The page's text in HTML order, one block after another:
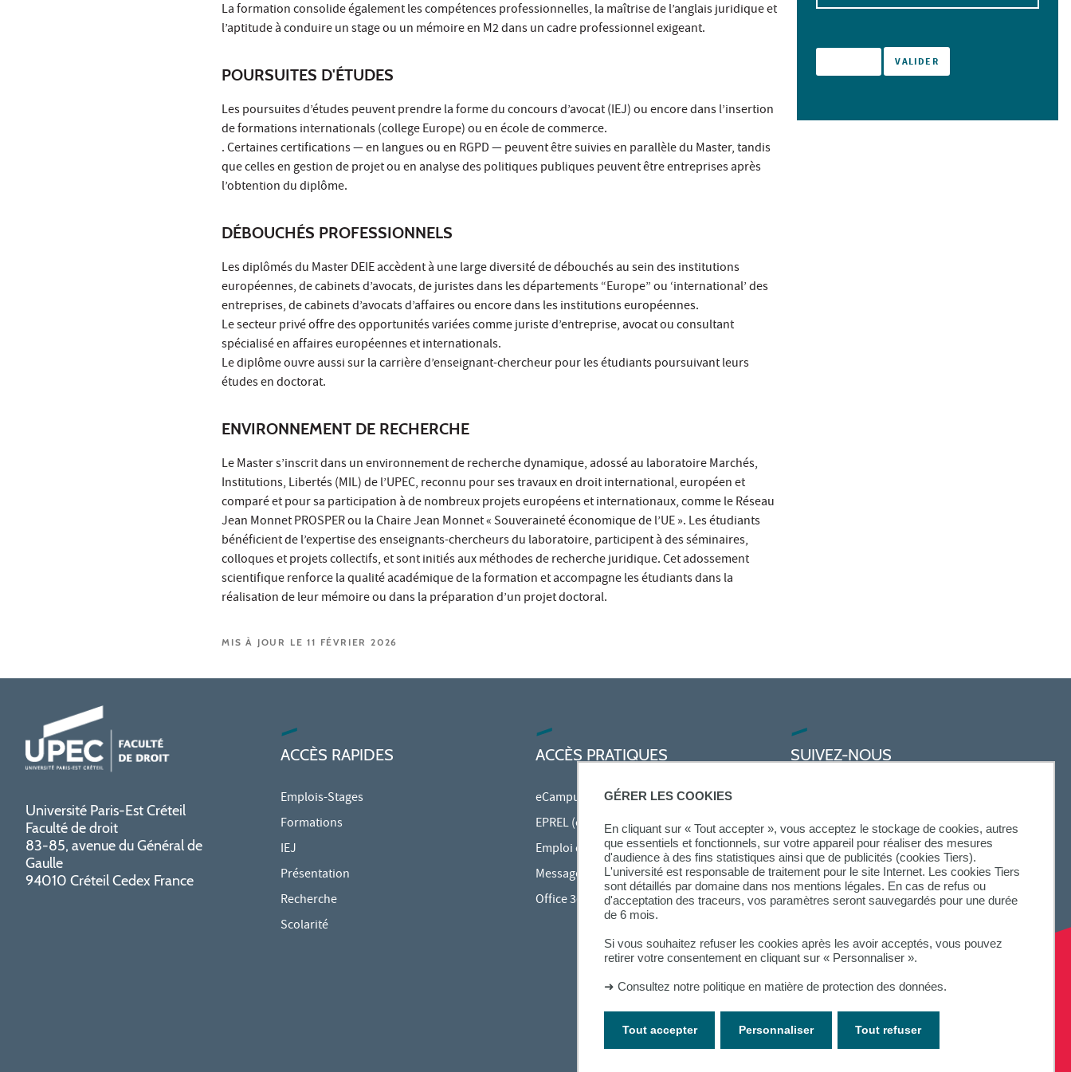
GÉRER LES COOKIES
En cliquant sur « Tout accepter », vous acceptez le stockage de cookies, autres
que essentiels et fonctionnels, sur votre appareil pour réaliser des mesures
d'audience à des fins statistiques ainsi que de publicités (cookies Tiers).
L'université est responsable de traitement pour le site Internet. Les cookies Tiers
sont détaillés par domaine dans nos mentions légales. En cas de refus ou
d'acceptation des traceurs, vos paramètres seront sauvegardés pour une durée
de 6 mois.
Si vous souhaitez refuser les cookies après les avoir acceptés, vous pouvez
retirer votre consentement en cliquant sur « Personnaliser ».
➜ Consultez notre politique en matière de protection des données.
Tout accepter Tout refuser
Personnaliser
La formation consolide également les compétences professionnelles, la maîtrise de l’anglais juridique et
l’aptitude à conduire un stage ou un mémoire en M2 dans un cadre professionnel exigeant.
POURSUITES D'ÉTUDES
Les poursuites d’études peuvent prendre la forme du concours d’avocat (IEJ) ou encore dans l’insertion
de formations internationals (college Europe) ou en école de commerce.
. Certaines certifications — en langues ou en RGPD — peuvent être suivies en parallèle du Master, tandis
que celles en gestion de projet ou en analyse des politiques publiques peuvent être entreprises après
l’obtention du diplôme.
DÉBOUCHÉS PROFESSIONNELS
Les diplômés du Master DEIE accèdent à une large diversité de débouchés au sein des institutions
européennes, de cabinets d’avocats, de juristes dans les départements “Europe” ou ‘international’ des
entreprises, de cabinets d’avocats d’affaires ou encore dans les institutions européennes.
Le secteur privé offre des opportunités variées comme juriste d’entreprise, avocat ou consultant
spécialisé en affaires européennes et internationals.
Le diplôme ouvre aussi sur la carrière d’enseignant-chercheur pour les étudiants poursuivant leurs
études en doctorat.
ENVIRONNEMENT DE RECHERCHE
Le Master s’inscrit dans un environnement de recherche dynamique, adossé au laboratoire Marchés,
Institutions, Libertés (MIL) de l’UPEC, reconnu pour ses travaux en droit international, européen et
comparé et pour sa participation à de nombreux projets européens et internationaux, comme le Réseau
Jean Monnet PROSPER ou la Chaire Jean Monnet « Souveraineté économique de l’UE ». Les étudiants
bénéficient de l’expertise des enseignants-chercheurs du laboratoire, participent à des séminaires,
colloques et projets collectifs, et sont initiés aux méthodes de recherche juridique. Cet adossement
scientifique renforce la qualité académique de la formation et accompagne les étudiants dans la
réalisation de leur mémoire ou dans la préparation d’un projet doctoral.
MIS À JOUR LE 11 FÉVRIER 2026
Université Paris-Est Créteil
Faculté de droit
83-85, avenue du Général de
Gaulle
94010 Créteil Cedex France
ACCÈS RAPIDES
Emplois-Stages
Formations
IEJ
Présentation
Recherche
Scolarité
ACCÈS PRATIQUES
eCampus
EPREL (cours en ligne)
Emploi du temps en ligne (ADE)
Messagerie étudiante
Office 365
SUIVEZ-NOUS